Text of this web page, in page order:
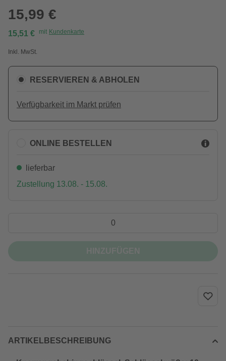
15,99 €
15,51 € mit Kundenkarte
Inkl. MwSt.
RESERVIEREN & ABHOLEN
Verfügbarkeit im Markt prüfen
ONLINE BESTELLEN
lieferbar
Zustellung 13.08. - 15.08.
ARTIKELBESCHREIBUNG